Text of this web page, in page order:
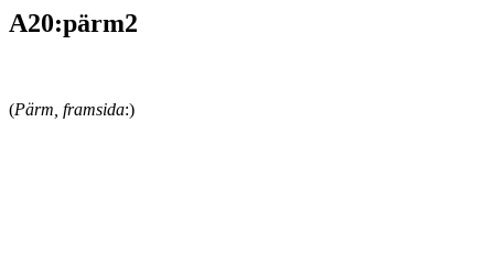
A20:pärm2
(Pärm, framsida:)